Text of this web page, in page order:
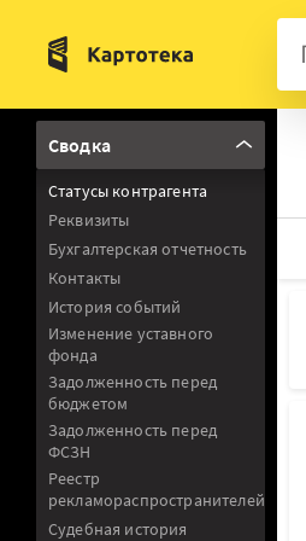
Сводка
Статусы контрагента
Реквизиты
Бухгалтерская отчетность
Контакты
История событий
Изменение уставного
фонда
Задолженность перед
бюджетом
Задолженность перед
ФСЗН
Реестр
рекламораспространителей
Судебная история